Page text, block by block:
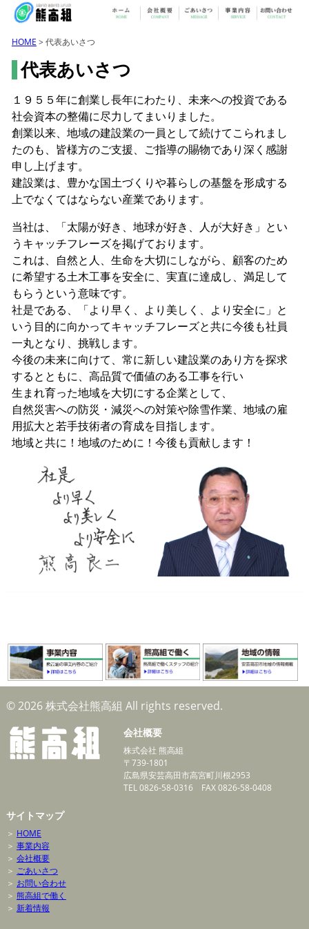
HOME > 代表あいさつ
代表あいさつ
１９５５年に創業し長年にわたり、未来への投資である
社会資本の整備に尽力してまいりました。
創業以来、地域の建設業の一員として続けてこられまし
たのも、皆様方のご支援、ご指導の賜物であり深く感謝
申し上げます。
建設業は、豊かな国土づくりや暮らしの基盤を形成する
上でなくてはならない産業であります。
当社は、「太陽が好き、地球が好き、人が大好き」とい
うキャッチフレーズを掲げております。
これは、自然と人、生命を大切にしながら、顧客のため
に希望する土木工事を安全に、実直に達成し、満足して
もらうという意味です。
社是である、「より早く、より美しく、より安全に」と
いう目的に向かってキャッチフレーズと共に今後も社員
一丸となり、挑戦します。
今後の未来に向けて、常に新しい建設業のあり方を探求
するとともに、高品質で価値のある工事を行い
生まれ育った地域を大切にする企業として、
自然災害への防災・減災への対策や除雪作業、地域の雇
用拡大と若手技術者の育成を目指します。
地域と共に！地域のために！今後も貢献します！
© 2026 株式会社熊高組 All rights reserved.
会社概要
株式会社 熊高組
〒739-1801
広島県安芸高田市高宮町川根2953
TEL 0826-58-0316 FAX 0826-58-0408
サイトマップ
＞ HOME
＞ 事業内容
＞ 会社概要
＞ ごあいさつ
＞ お問い合わせ
＞ 熊高組で働く
＞ 新着情報